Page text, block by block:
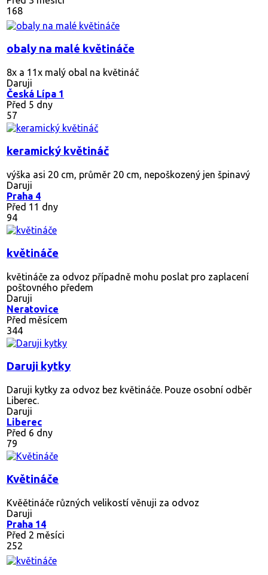
168
obaly na malé květináče
8x a 11x malý obal na květináč
Daruji
Česká Lípa 1
Před 5 dny
57
keramický květináč
výška asi 20 cm, průměr 20 cm, nepoškozený jen špinavý
Daruji
Praha 4
Před 11 dny
94
květináče
květináče za odvoz případně mohu poslat pro zaplacení
poštovného předem
Daruji
Neratovice
Před měsícem
344
Daruji kytky
Daruji kytky za odvoz bez květináče. Pouze osobní odběr
Liberec.
Daruji
Liberec
Před 6 dny
79
Květináče
Kvěětináče různých velikostí věnuji za odvoz
Daruji
Praha 14
Před 2 měsíci
252